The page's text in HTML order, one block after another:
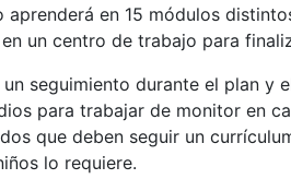
aprenderá en 15 módulos
un centro de trabajo para
seguimiento durante el plan y
para trabajar de monitor en
que deben seguir un
lo requiere.